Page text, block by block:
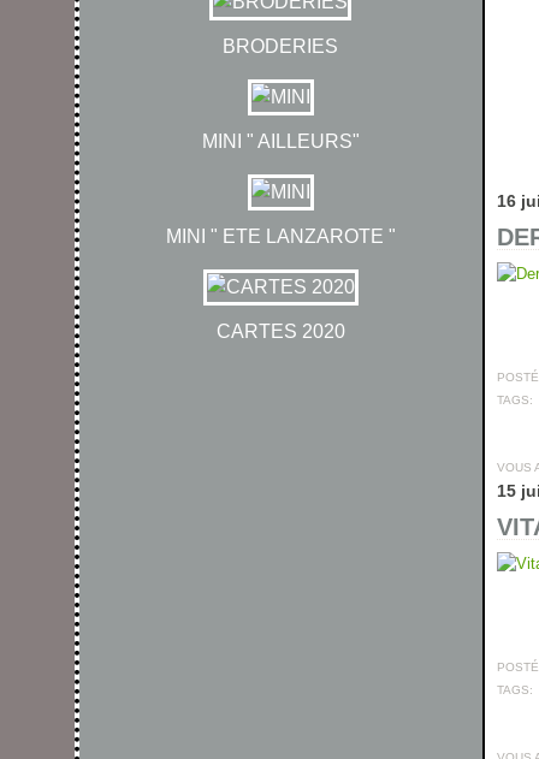
BRODERIES
MINI " AILLEURS"
MINI " ETE LANZAROTE "
CARTES 2020
16
TAGS:
VOUS
15
TAGS: